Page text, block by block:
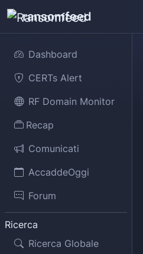
ransomfeed
Dashboard
CERTs Alert
RF Domain Monitor
Recap
Comunicati
AccaddeOggi
Forum
Ricerca
Ricerca Globale